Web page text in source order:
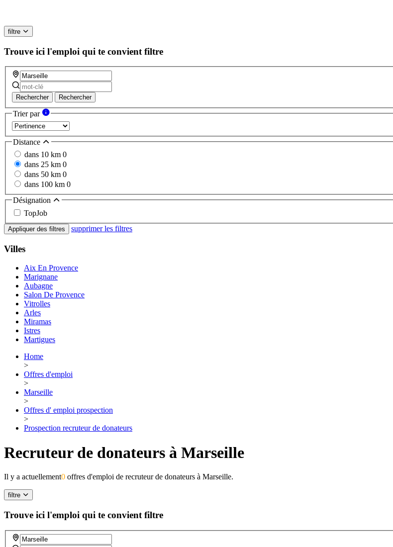
filtre
Trouve ici l'emploi qui te convient filtre
Rechercher Rechercher
Trier par
Distance
dans 10 km 0
dans 25 km 0
dans 50 km 0
dans 100 km 0
Désignation
TopJob
Appliquer des filtres supprimer les filtres
Villes
Aix En Provence
Marignane
Aubagne
Salon De Provence
Vitrolles
Arles
Miramas
Istres
Martigues
Home
>
Offres d'emploi
>
Marseille
>
Offres d' emploi prospection
>
Prospection recruteur de donateurs
Recruteur de donateurs à Marseille
Il y a actuellement0 offres d'emploi de recruteur de donateurs à Marseille.
filtre
Trouve ici l'emploi qui te convient filtre